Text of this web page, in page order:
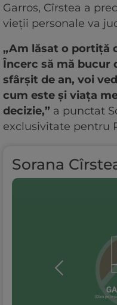
Garros, Cîrstea a
vieții personale va
„Am lăsat o portiță
Încerc să mă bucur
sfârșit de an, voi
cum este și viața
decizie,” a punctat
exclusivitate pentru
Sorana